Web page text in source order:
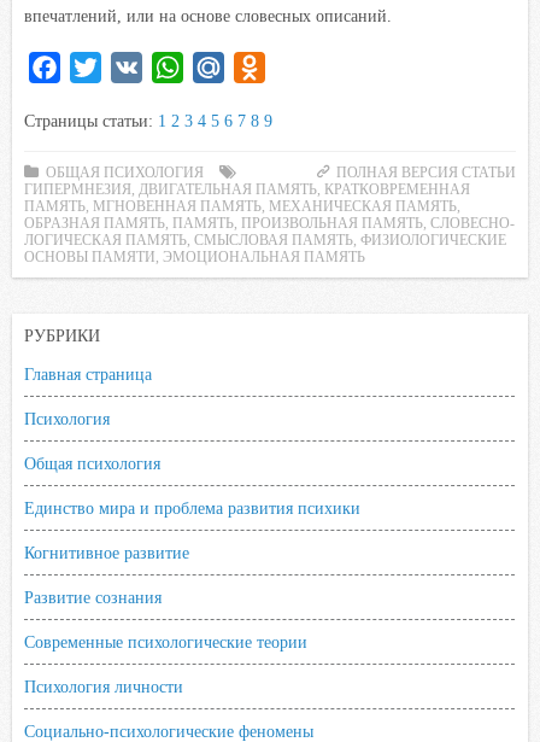
впечатлений, или на основе словесных описаний.
c
b
o
o
k
i
t
e
r
W
a
s
A
p
p
i
l
.
R
u
n
k
l
a
i
Страницы статьи: 1 2 3 4 5 6 7 8 9
ПОЛНАЯ ВЕРСИЯ СТАТЬИ
ОБЩАЯ ПСИХОЛОГИЯ
ГИПЕРМНЕЗИЯ
ДВИГАТЕЛЬНАЯ ПАМЯТЬ
КРАТКОВРЕМЕННАЯ
ПАМЯТЬ
МГНОВЕННАЯ ПАМЯТЬ МЕХАНИЧЕСКАЯ ПАМЯТЬ
ОБРАЗНАЯ ПАМЯТЬ
ПАМЯТЬ ПРОИЗВОЛЬНАЯ ПАМЯТЬ СЛОВЕСНО-
ЛОГИЧЕСКАЯ ПАМЯТЬ СМЫСЛОВАЯ ПАМЯТЬ ФИЗИОЛОГИЧЕСКИЕ
ОСНОВЫ ПАМЯТИ ЭМОЦИОНАЛЬНАЯ ПАМЯТЬ
РУБРИКИ
Главная страница
Психология
Общая психология
Единство мира и проблема развития психики
Когнитивное развитие
Развитие сознания
Современные психологические теории
Психология личности
Социально-психологические феномены